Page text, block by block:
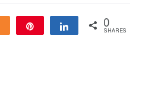
Share Share 0
SHARES